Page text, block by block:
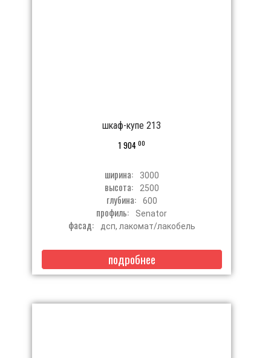
шкаф-купе 213
1 90400
ширина: 3000
высота: 2500
глубина: 600
профиль: Senator
фасад: дсп, лакомат/лакобель
подробнее